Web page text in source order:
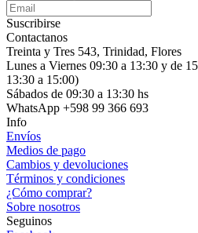
Suscribirse
Contactanos
Treinta y Tres 543, Trinidad, Flores
Lunes a Viernes 09:30 a 13:30 y de
13:30 a 15:00)
Sábados de 09:30 a 13:30 hs
WhatsApp +598 99 366 693
Info
Envíos
Medios de pago
Cambios y devoluciones
Términos y condiciones
¿Cómo comprar?
Sobre nosotros
Seguinos